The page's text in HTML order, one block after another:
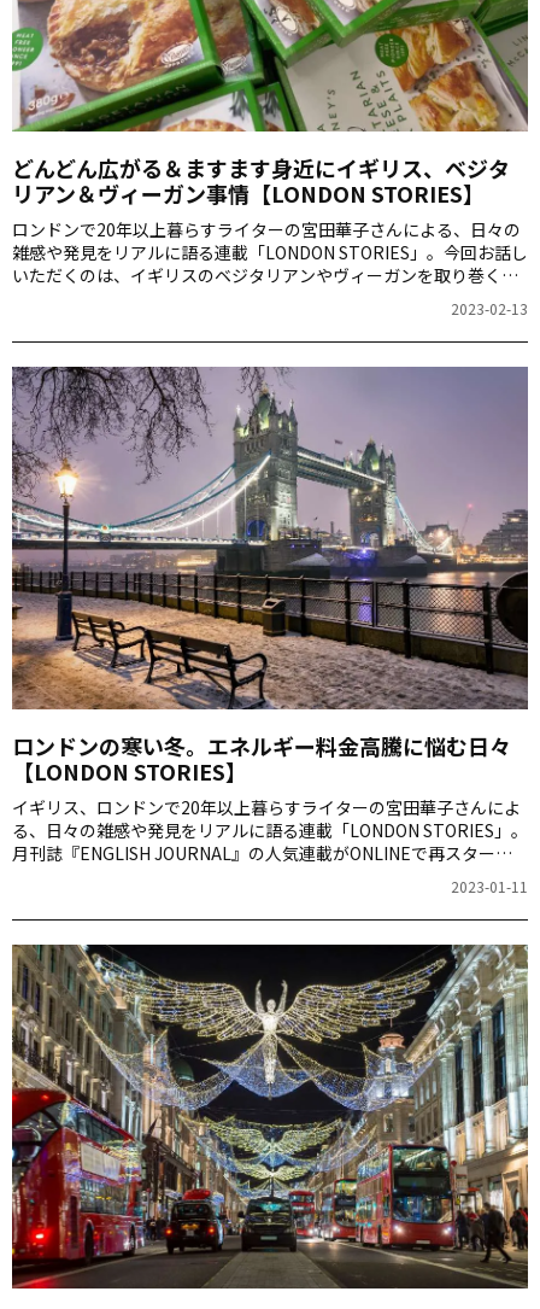
どんどん広がる＆ますます身近に――イギリス、ベジタ
リアン＆ヴィーガン事情【LONDON STORIES】
ロンドンで20年以上暮らすライターの宮田華子さんによる、日々の
雑感や発見をリアルに語る連載「LONDON STORIES」。今回お話し
いただくのは、イギリスのベジタリアンやヴィーガンを取り巻く現
2023-02-13
ロンドンの寒い冬。エネルギー料金高騰に悩む日々
【LONDON STORIES】
イギリス、ロンドンで20年以上暮らすライターの宮田華子さんによ
る、日々の雑感や発見をリアルに語る連載「LONDON STORIES」。
月刊誌『ENGLISH JOURNAL』の人気連載がONLINEで再スタート
しました。悩む寒い冬、ロンドナーたちの第一の悩みは「エネルギ
ー費の削減」。節電・節ガスにどんな工夫をしているのでしょう
か。
2023-01-11